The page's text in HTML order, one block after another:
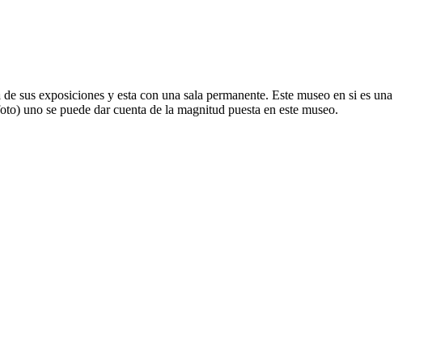
sus exposiciones y esta con una sala permanente. Este museo en si es una
uno se puede dar cuenta de la magnitud puesta en este museo.